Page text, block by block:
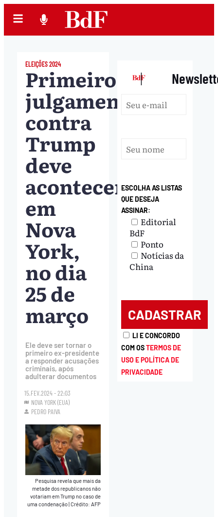
ELEIÇÕES 2024
Primeiro
julgamento
contra
Trump
deve
acontecer
em
Nova
York,
no dia
25 de
março
Ele deve ser tornar o
primeiro ex-presidente
a responder acusações
criminais, após
adulterar documentos
15.FEV.2024 - 22:03
NOVA YORK (EUA)
PEDRO PAIVA
Pesquisa revela que mais da
metade dos republicanos não
votariam em Trump no caso de
uma condenação|Crédito: AFP
|
ESCOLHA AS LISTAS
QUE DESEJA
ASSINAR:
Editorial
BdF
Ponto
Notícias da
China
LI E CONCORDO
COM OSTERMOS DE
USO E POLÍTICA DE
PRIVACIDADE